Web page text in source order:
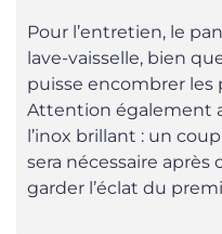
Pour l’entretien, le
lave-vaisselle, bien
puisse encombrer les
Attention également
l’inox brillant : un
sera nécessaire
garder l’éclat du